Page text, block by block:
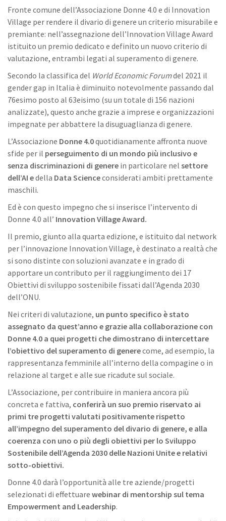
Fronte comune dell’Associazione Donne 4.0 e di Innovation
Village per rendere il divario di genere un criterio misurabile e
premiante: nell’assegnazione dell’Innovation Village Award
istituito un premio dedicato e definito un nuovo criterio di
valutazione, entrambi legati al superamento di genere.
Secondo la classifica del World Economic Forumdel 2021 il
gender gap in Italia è diminuito notevolmente passando dal
76esimo posto al 63eisimo (su un totale di 156 nazioni
analizzate), questo anche grazie a imprese e organizzazioni
impegnate per abbattere la disuguaglianza di genere.
L’Associazione Donne 4.0quotidianamente affronta nuove
sfide per il perseguimento di un mondo più inclusivo e
senza discriminazioni di genere in particolare nel settore
dell’AI edella Data Scienceconsiderati ambiti prettamente
maschili.
Ed è con questo impegno che si inserisce l’intervento di
Donne 4.0 all’ Innovation Village Award.
Il premio, giunto alla quarta edizione, e istituito dal network
per l’innovazione Innovation Village, è destinato a realtà che
si sono distinte con soluzioni avanzate e in grado di
apportare un contributo per il raggiungimento dei 17
Obiettivi di sviluppo sostenibile fissati dall’Agenda 2030
dell’ONU.
Nei criteri di valutazione, un punto specifico è stato
assegnato da quest’anno e grazie alla collaborazione con
Donne 4.0 a quei progetti che dimostrano di intercettare
l’obiettivo del superamento di generecome, ad esempio, la
rappresentanza femminile all’interno della compagine o in
relazione al target e alle sue ricadute sul sociale.
L’Associazione, per contribuire in maniera ancora più
concreta e fattiva, conferirà un suo premio riservato ai
primi tre progetti valutati positivamente rispetto
all’impegno del superamento del divario di genere, e alla
coerenza con uno o più degli obiettivi per lo Sviluppo
Sostenibile dell’Agenda 2030 delle Nazioni Unite e relativi
sotto-obiettivi.
Donne 4.0 darà l’opportunità alle tre aziende/progetti
selezionati di effettuare webinar di mentorship sul tema
Empowerment and Leadership.